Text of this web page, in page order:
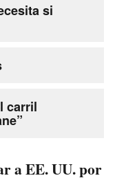
si
carril
a EE. UU. por